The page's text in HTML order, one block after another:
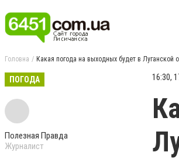
Головна Какая погода на выходных будет в Луганской
ПОГОДА
Полезная Правда
Журналист
16:30,